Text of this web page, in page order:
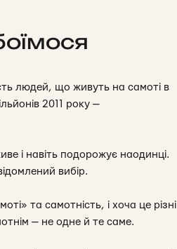
людей, що живуть на самоті в
2011 року —
і навіть подорожує наодинці.
вибір.
та самотність, і хоча це різні
— не одне й те саме.